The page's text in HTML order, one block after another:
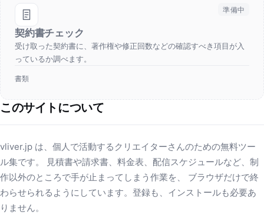
準備中
契約書チェック
受け取った契約書に、著作権や修正回数などの確認すべき項目が入
っているか調べます。
書類
このサイトについて
vliver.jp は、個人で活動するクリエイターさんのための無料ツー
ル集です。 見積書や請求書、料金表、配信スケジュールなど、制
作以外のところで手が止まってしまう作業を、 ブラウザだけで終
わらせられるようにしています。登録も、インストールも必要あ
りません。